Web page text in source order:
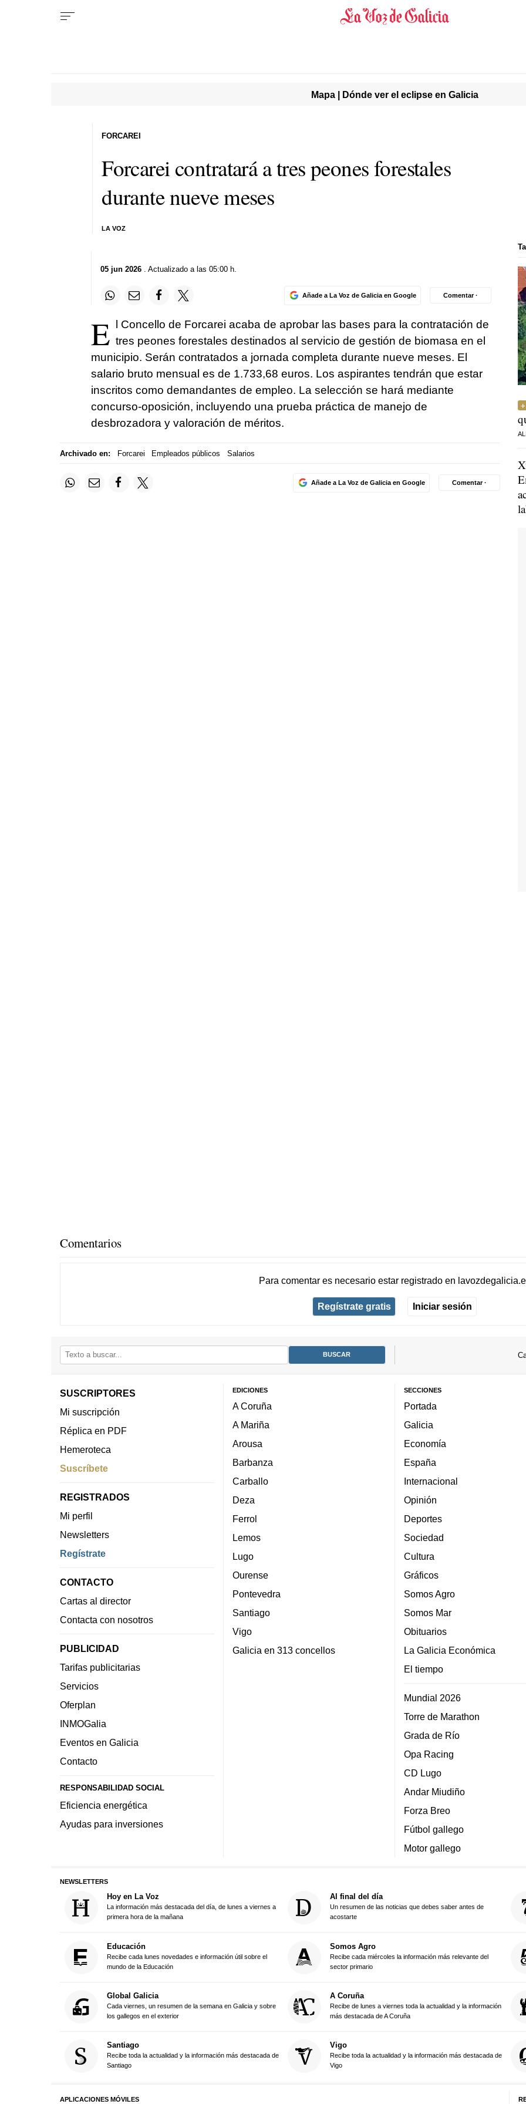
Mapa | Dónde ver el eclipse en Galicia
Forcarei contratará a tres peones forestales
durante nueve meses
LA VOZ
FORCAREI
05 jun 2026. Actualizado a las 05:00 h.
Añade a La Voz de Galicia en Google Comentar ·
E
l Concello de Forcarei acaba de aprobar las bases para la contratación de
tres peones forestales destinados al servicio de gestión de biomasa en el
municipio. Serán contratados a jornada completa durante nueve meses. El
salario bruto mensual es de 1.733,68 euros. Los aspirantes tendrán que estar
inscritos como demandantes de empleo. La selección se hará mediante
concurso-oposición, incluyendo una prueba práctica de manejo de
desbrozadora y valoración de méritos.
Archivado en: Forcarei Empleados públicos Salarios
Añade a La Voz de Galicia en Google Comentar ·
Comentarios
Para comentar es necesario estar registradoen
Regístrate gratis Iniciar sesión
SUSCRIPTORES
Mi suscripción
Réplica en PDF
Hemeroteca
Suscríbete
REGISTRADOS
Mi perfil
Newsletters
Regístrate
CONTACTO
Cartas al director
Contacta con nosotros
PUBLICIDAD
Tarifas publicitarias
Servicios
Oferplan
INMOGalia
Eventos en Galicia
Contacto
RESPONSABILIDAD SOCIAL
Eficiencia energética
Ayudas para inversiones
EDICIONES
A Coruña
A Mariña
Arousa
Barbanza
Carballo
Deza
Ferrol
Lemos
Lugo
Ourense
Pontevedra
Santiago
Vigo
Galicia en 313 concellos
SECCIONES
Portada
Galicia
Economía
España
Internacional
Opinión
Deportes
Sociedad
Cultura
Gráficos
Somos Agro
Somos Mar
Obituarios
La Galicia Económica
El tiempo
Mundial 2026
Torre de Marathon
Grada de Río
Opa Racing
CD Lugo
Andar Miudiño
Forza Breo
Fútbol gallego
Motor gallego
NEWSLETTERS
Hoy en La Voz
La información más destacada del día, de lunes a viernes a
primera hora de la mañana
Al final del día
Un resumen de las noticias que debes saber antes de
acostarte
Educación
Recibe cada lunes novedades e información útil sobre el
mundo de la Educación
Somos Agro
Recibe cada miércoles la información más relevante del
sector primario
Global Galicia
Cada viernes, un resumen de la semana en Galicia y sobre
los gallegos en el exterior
A Coruña
Recibe de lunes a viernes toda la actualidad y la información
más destacada de A Coruña
Santiago
Recibe toda la actualidad y la información más destacada de
Santiago
Vigo
Recibe toda la actualidad y la información más destacada de
Vigo
APLICACIONES MÓVILES